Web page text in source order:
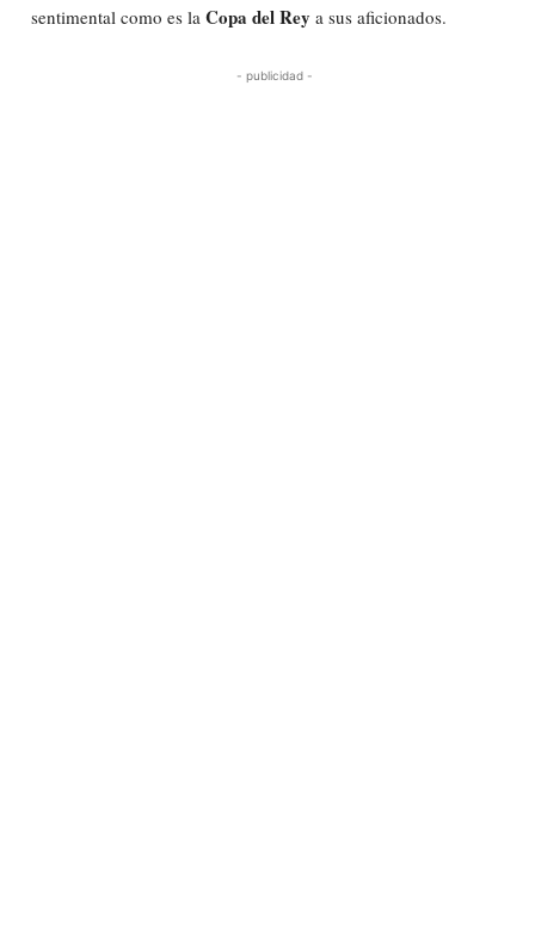
sentimental como es la Copa del Rey a sus aficionados.
- publicidad -